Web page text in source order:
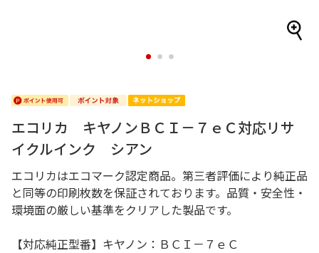
1 2 3
エコリカ キヤノンＢＣＩ－７ｅＣ対応リサ
イクルインク シアン
エコリカはエコマーク認定商品。第三者評価により純正品
と同等の印刷枚数を保証されております。品質・安全性・
環境面の厳しい基準をクリアした製品です。
【対応純正型番】キヤノン：ＢＣＩ－７ｅＣ